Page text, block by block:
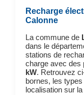
Recharge
Calonne
La commune de
dans le
stations de
charge avec des
kW. Retrouvez
bornes, les
localisation sur